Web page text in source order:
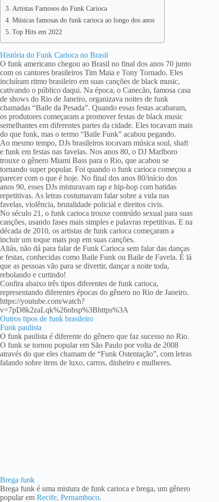
Artistas Famosos do Funk Carioca
Músicas famosas do funk carioca ao longo dos anos
Top Hits em 2022
História do Funk Carioca no Brasil
O funk americano chegou ao Brasil no final dos anos 70 junto
com os cantores brasileiros Tim Maia e Tony Tornado. Eles
incluíram ritmo brasileiro em suas canções de black music,
cativando o público daqui. Na época, o Canecão, famosa casa
de shows do Rio de Janeiro, organizava noites de funk
chamadas “Baile da Pesada”. Quando essas festas acabaram,
os produtores começaram a promover festas de black music
semelhantes em diferentes partes da cidade. Eles tocavam mais
do que funk, mas o termo “Baile Funk” acabou pegando.
Ao mesmo tempo, DJs brasileiros tocavam música soul, shaft
e funk em festas nas favelas. Nos anos 80, o DJ Marlboro
trouxe o gênero Miami Bass para o Rio, que acabou se
tornando super popular. Foi quando o funk carioca começou a
parecer com o que é hoje. No final dos anos 80/início dos
anos 90, esses DJs misturavam rap e hip-hop com batidas
repetitivas. As letras costumavam falar sobre a vida nas
favelas, violência, brutalidade policial e direitos civis.
No século 21, o funk carioca trouxe conteúdo sexual para suas
canções, usando fases mais simples e palavras repetitivas. E na
década de 2010, os artistas de funk carioca começaram a
incluir um toque mais pop em suas canções.
Aliás, não dá para falar de Funk Carioca sem falar das danças
e festas, conhecidas como Baile Funk ou Baile de Favela. É lá
que as pessoas vão para se divertir, dançar a noite toda,
rebolando e curtindo!
Confira abaixo três tipos diferentes de funk carioca,
representando diferentes épocas do gênero no Rio de Janeiro.
https://youtube.com/watch?
v=7pD8k2zaLqk%26nbsp%3Bhttps%3A
Outros tipos de funk brasileiro
Funk paulista
O funk paulista é diferente do gênero que faz sucesso no Rio.
O funk se tornou popular em São Paulo por volta de 2008
através do que eles chamam de “Funk Ostentação”, com letras
falando sobre itens de luxo, carros, dinheiro e mulheres.
Brega funk
Brega funk é uma mistura de funk carioca e brega, um gênero
popular em Recife, Pernambuco.